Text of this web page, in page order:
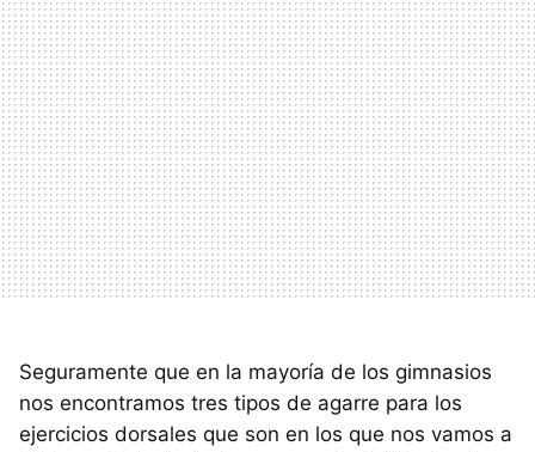
Seguramente que en la mayoría de los gimnasios
nos encontramos tres tipos de agarre para los
ejercicios dorsales que son en los que nos vamos a